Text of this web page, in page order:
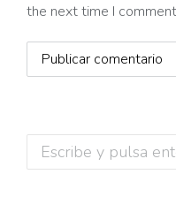
the next time I
Publicar comentario
Buscar: